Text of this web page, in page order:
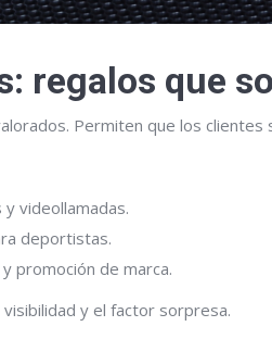
regalos que
Permiten que los
videollamadas.
deportistas.
promoción de marca.
y el factor sorpresa.